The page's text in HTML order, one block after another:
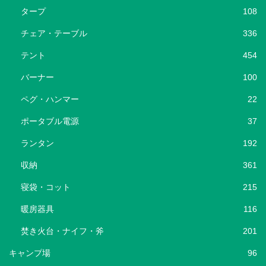
タープ 108
チェア・テーブル 336
テント 454
バーナー 100
ペグ・ハンマー 22
ポータブル電源 37
ランタン 192
収納 361
寝袋・コット 215
暖房器具 116
焚き火台・ナイフ・斧 201
キャンプ場 96